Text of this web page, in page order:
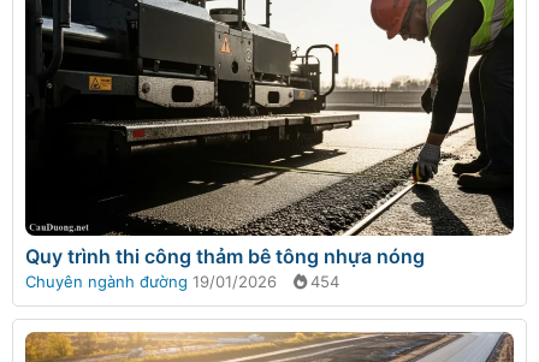
Quy trình thi công thảm bê tông nhựa nóng
Chuyên ngành đường 19/01/2026 454